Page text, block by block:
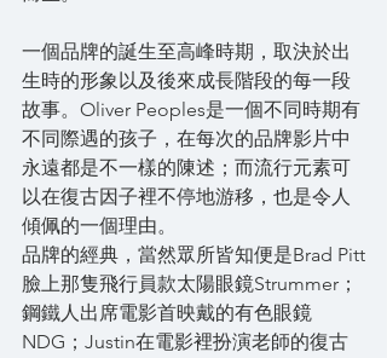
一個品牌的誕生至高峰時期，取決於出
生時的形象以及後來成長階段的每一段
故事。Oliver Peoples是一個不同時期有
不同際遇的孩子，在每次的品牌影片中
永遠都是不一樣的陳述；而流行元素可
以在復古因子裡不停地游移，也是令人
傾佩的一個理由。
品牌的經典，當然眾所皆知便是Brad Pitt
臉上那隻飛行員款太陽眼鏡Strummer；
鋼鐵人出席電影首映戴的有色眼鏡
NDG；Justin在電影裡扮演老師的復古